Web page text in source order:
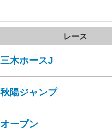
レース
三木ホースJ
秋陽ジャンプ
オープン